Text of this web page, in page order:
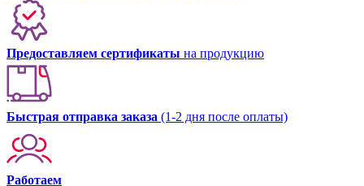
Предоставляем сертификаты на продукцию
Быстрая отправка заказа (1-2 дня после оплаты)
Работаем